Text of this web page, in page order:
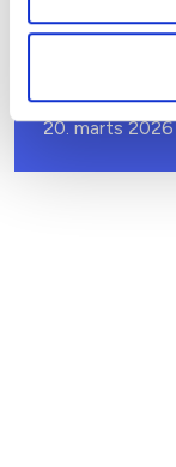
BL
kommunale
20. marts 2026